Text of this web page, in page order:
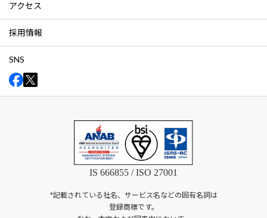
アクセス
採用情報
SNS
IS 666855 / ISO 27001
*記載されている社名、サービス名などの固有名詞は
登録商標です。